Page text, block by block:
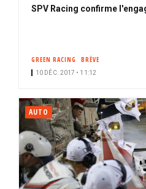
SPV Racing confirme
GREEN RACING BRÈVE
10 DÉC. 2017 • 11:12
AUTO